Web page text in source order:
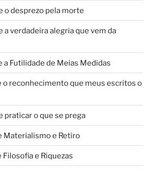
o desprezo pela morte
a verdadeira alegria que vem da
a Futilidade de Meias Medidas
o reconhecimento que meus escritos o
praticar o que se prega
Materialismo e Retiro
Filosofia e Riquezas